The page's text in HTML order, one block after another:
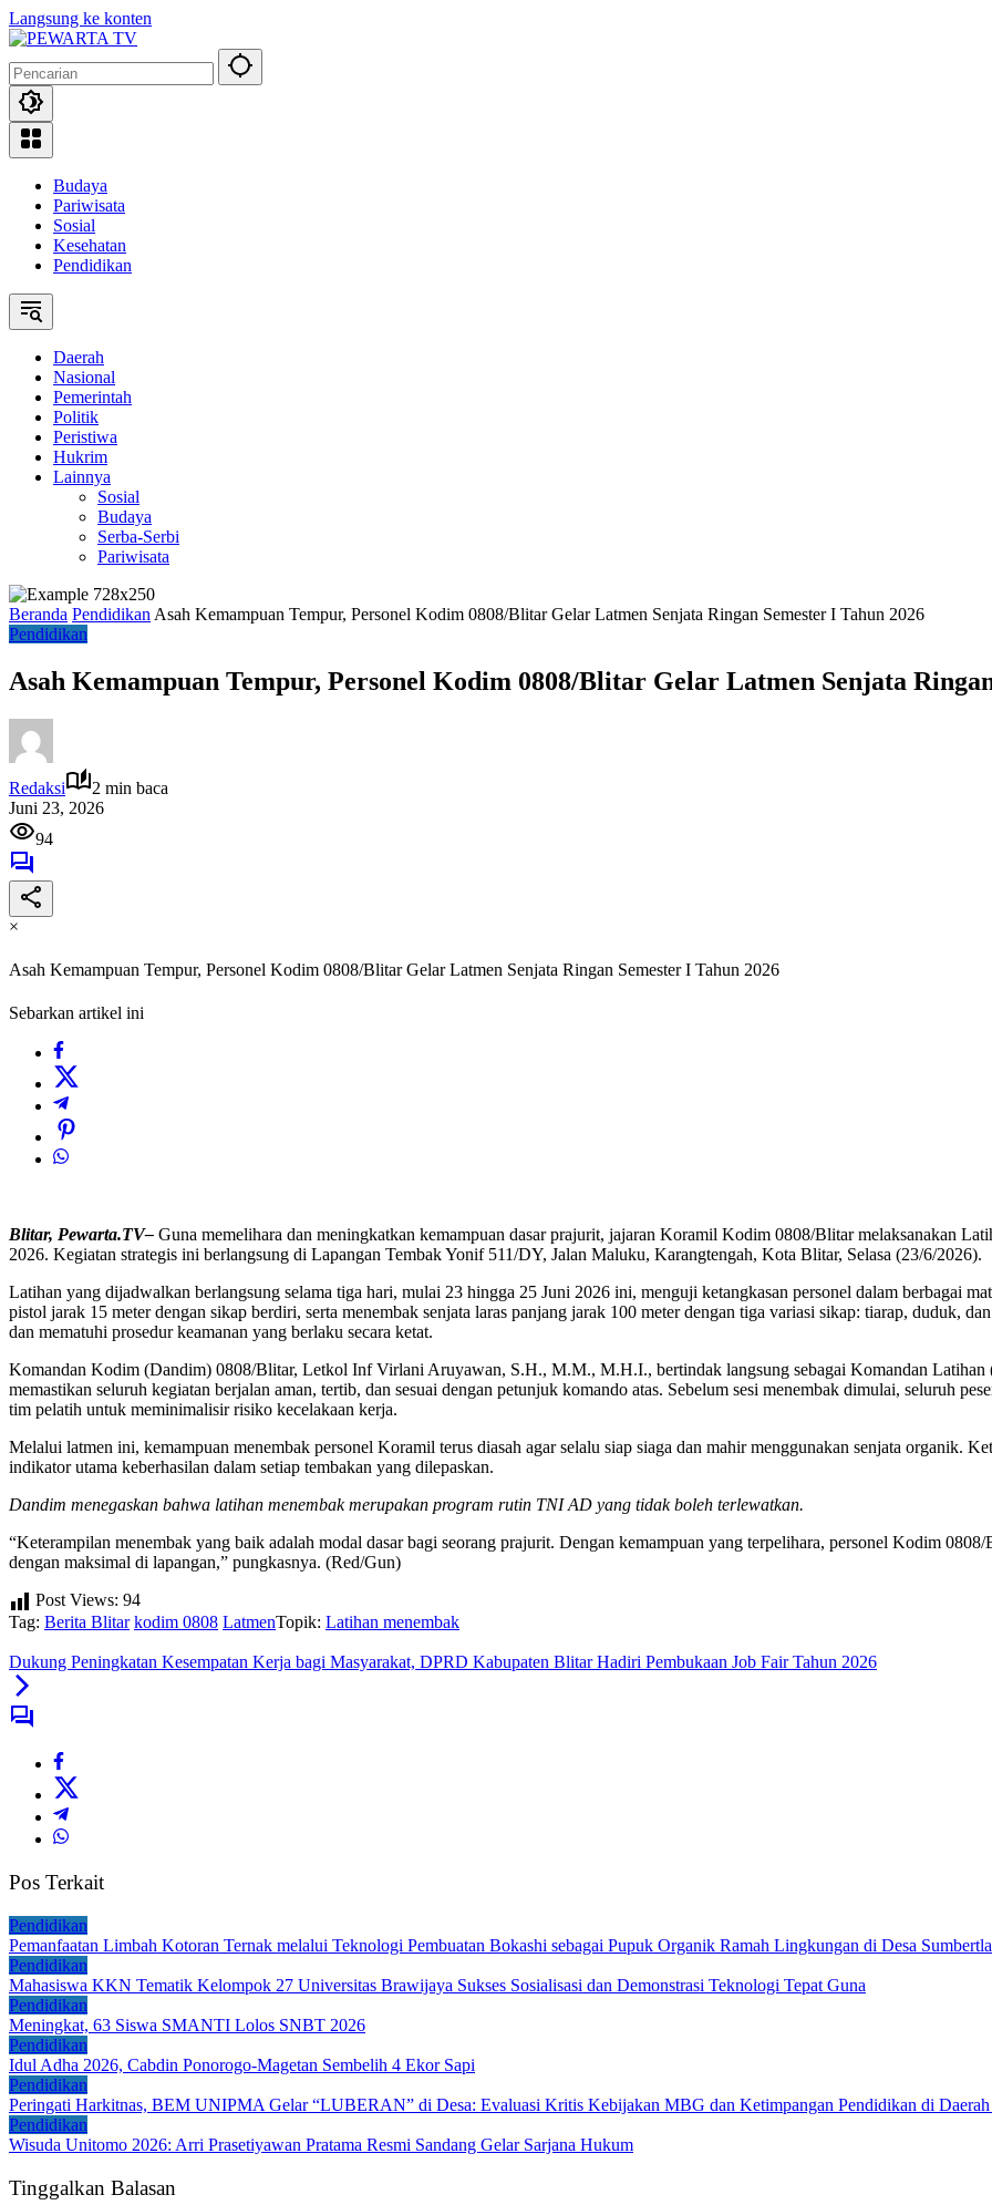
Langsung ke konten
Budaya
Pariwisata
Sosial
Kesehatan
Pendidikan
Daerah
Nasional
Pemerintah
Politik
Peristiwa
Hukrim
Lainnya
Sosial
Budaya
Serba-Serbi
Pariwisata
Beranda Pendidikan Asah Kemampuan Tempur, Personel Kodim 0808/Blitar Gelar Latmen Senjata Ringan Semester I Tahun 2026
Pendidikan
Asah Kemampuan Tempur, Personel Kodim 0808/Blitar Gelar Latmen Senjata
Redaksi
2 min baca
Juni 23, 2026
94
×
Asah Kemampuan Tempur, Personel Kodim 0808/Blitar Gelar Latmen Senjata Ringan Semester I Tahun 2026
Sebarkan artikel ini
Blitar, Pewarta.TV– Guna memelihara dan meningkatkan kemampuan dasar prajurit, jajaran Koramil Kodim 0808/Blitar melaksanakan
2026. Kegiatan strategis ini berlangsung di Lapangan Tembak Yonif 511/DY, Jalan Maluku, Karangtengah, Kota Blitar, Selasa (23/6/2026).
Latihan yang dijadwalkan berlangsung selama tiga hari, mulai 23 hingga 25 Juni 2026 ini, menguji ketangkasan personel dalam berbagai
pistol jarak 15 meter dengan sikap berdiri, serta menembak senjata laras panjang jarak 100 meter dengan tiga variasi sikap: tiarap, duduk,
dan mematuhi prosedur keamanan yang berlaku secara ketat.
Komandan Kodim (Dandim) 0808/Blitar, Letkol Inf Virlani Aruyawan, S.H., M.M., M.H.I., bertindak langsung sebagai Komandan Latihan
memastikan seluruh kegiatan berjalan aman, tertib, dan sesuai dengan petunjuk komando atas. Sebelum sesi menembak dimulai, seluruh
tim pelatih untuk meminimalisir risiko kecelakaan kerja.
Melalui latmen ini, kemampuan menembak personel Koramil terus diasah agar selalu siap siaga dan mahir menggunakan senjata organik.
indikator utama keberhasilan dalam setiap tembakan yang dilepaskan.
Dandim menegaskan bahwa latihan menembak merupakan program rutin TNI AD yang tidak boleh terlewatkan.
“Keterampilan menembak yang baik adalah modal dasar bagi seorang prajurit. Dengan kemampuan yang terpelihara, personel Kodim
dengan maksimal di lapangan,” pungkasnya. (Red/Gun)
Post Views: 94
Tag: Berita Blitar kodim 0808 LatmenTopik: Latihan menembak
Dukung Peningkatan Kesempatan Kerja bagi Masyarakat, DPRD Kabupaten Blitar Hadiri Pembukaan Job Fair Tahun 2026
Pos Terkait
Pendidikan
Pemanfaatan Limbah Kotoran Ternak melalui Teknologi Pembuatan Bokashi sebagai Pupuk Organik Ramah Lingkungan di Desa
Pendidikan
Mahasiswa KKN Tematik Kelompok 27 Universitas Brawijaya Sukses Sosialisasi dan Demonstrasi Teknologi Tepat Guna
Pendidikan
Meningkat, 63 Siswa SMANTI Lolos SNBT 2026
Pendidikan
Idul Adha 2026, Cabdin Ponorogo-Magetan Sembelih 4 Ekor Sapi
Pendidikan
Peringati Harkitnas, BEM UNIPMA Gelar “LUBERAN” di Desa: Evaluasi Kritis Kebijakan MBG dan Ketimpangan Pendidikan di
Pendidikan
Wisuda Unitomo 2026: Arri Prasetiyawan Pratama Resmi Sandang Gelar Sarjana Hukum
Tinggalkan Balasan